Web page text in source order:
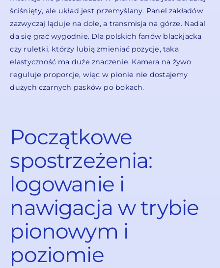
ściśnięty, ale układ jest przemyślany. Panel zakładów
zazwyczaj ląduje na dole, a transmisja na górze. Nadal
da się grać wygodnie. Dla polskich fanów blackjacka
czy ruletki, którzy lubią zmieniać pozycje, taka
elastyczność ma duże znaczenie. Kamera na żywo
reguluje proporcje, więc w pionie nie dostajemy
dużych czarnych pasków po bokach.
Początkowe
spostrzeżenia:
logowanie i
nawigacja w trybie
pionowym i
poziomie